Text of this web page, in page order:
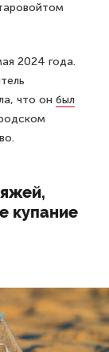
2024 года.
что он был
купание